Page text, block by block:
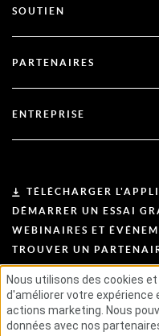
Services financiers
Blog
Documentation
SOUTIEN
Soutien à la clientèle
PARTENAIRES
Devenir partenaire
ENTREPRISE
Leadership
Actualités et presse
Ressources
Carrières
TÉLÉCHARGER
DÉMARRER UN ESSAI
WEBINAIRES ET
TROUVER UN
CONDITIONS
POLITIQUE DE
ACCORDS TYPES
Nous utilisons des cookies
d'améliorer votre
actions marketing. Nous
données avec nos